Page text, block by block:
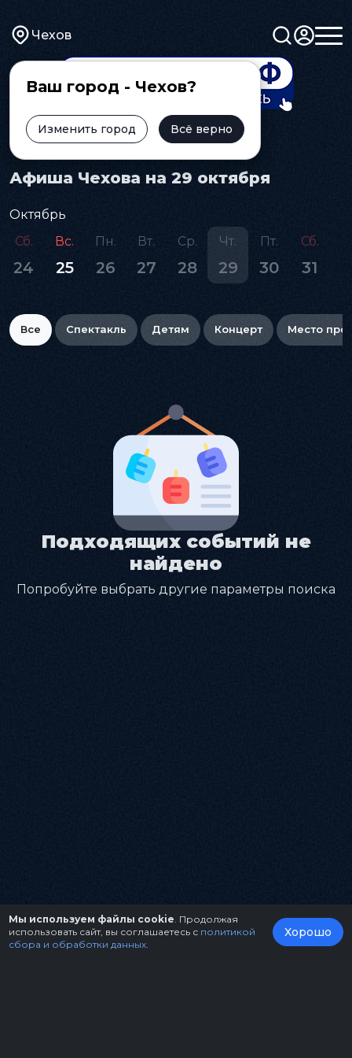
Чехов
Ваш город - Чехов?
Изменить город Всё верно
Главная Афиша
Афиша Чехова на 29 октября
Октябрь
Сб.
24
Вс.
25
Пн.
26
Вт.
27
Ср.
28
Чт.
29
Пт.
30
Сб.
31
Все Спектакль Детям Концерт Место
Подходящих событий не
найдено
Попробуйте выбрать другие параметры поиска
Мы используем файлы cookie . Продолжая
использовать сайт, вы соглашаетесь с политикой
сбора и обработки данных
Хорошо